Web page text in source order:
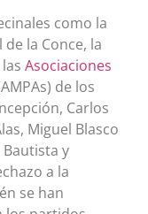
como la
la Conce, la
Asociaciones
de los
Carlos
Miguel Blasco
Bautista y
a la
se han